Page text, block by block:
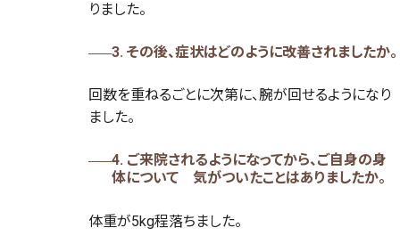
りました。
3. その後、症状はどのように改善されましたか。
回数を重ねるごとに次第に、腕が回せるようになり
ました。
4. ご来院されるようになってから、ご自身の身
体について 気がついたことはありましたか。
体重が5kg程落ちました。